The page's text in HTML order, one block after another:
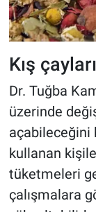
Kış
Dr. Tuğba
üzerinde
açabileceğini
kullanan
tüketmeleri
çalışmalara